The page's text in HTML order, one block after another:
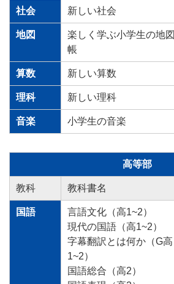
社会 新しい社会
地図
楽しく学ぶ小学生の地図
帳
算数 新しい算数
理科 新しい理科
音楽 小学生の音楽
高等部
教科 教科書名
国語
言語文化（高1~2）
現代の国語（高1~2）
字幕翻訳とは何か（G高
1~2）
国語総合（高2）